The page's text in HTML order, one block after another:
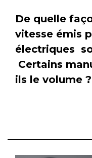
De quelle
vitesse émis
électriques
Certains
ils le volume ?